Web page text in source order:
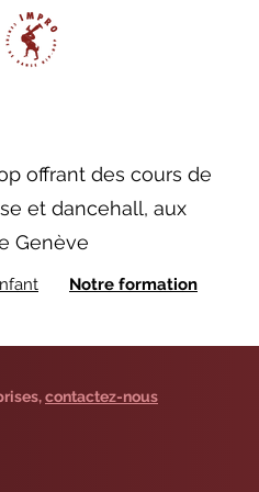
offrant des cours de
et dancehall, aux
Genève
Notre formation
contactez-nous